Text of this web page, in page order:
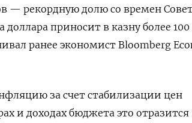
— рекордную долю со времен
приносит в казну более
ранее экономист Bloomberg
за счет стабилизации цен
и доходах бюджета это отразится